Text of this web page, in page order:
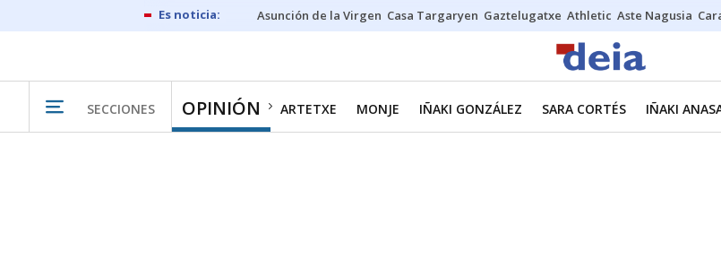
Asunción de la Virgen Casa Targaryen Gaztelugatxe Athletic Aste Nagusia
SECCIONES OPINIÓN ARTETXE MONJE IÑAKI GONZÁLEZ SARA CORTÉS IÑAKI